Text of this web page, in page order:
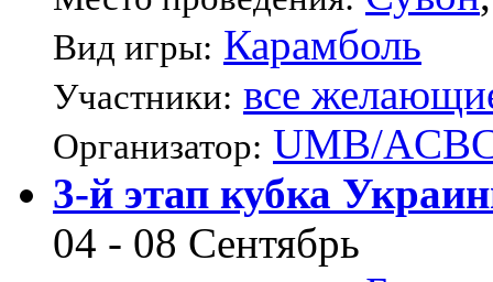
Вид игры: Карамболь
Участники: все
Организатор: UMB/
3-й этап кубка
04 - 08 Сентябрь